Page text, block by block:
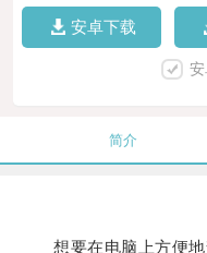
安卓下载
简介
想要在电脑上方便地